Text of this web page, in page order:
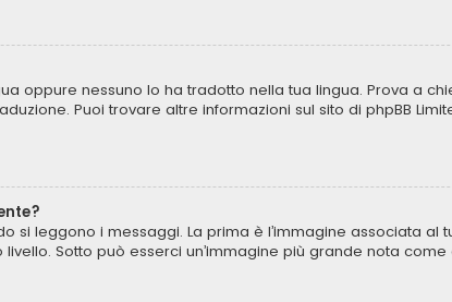
oppure nessuno lo ha tradotto nella tua lingua. Prova a
Puoi trovare altre informazioni sul sito di phpBB
si leggono i messaggi. La prima è l’immagine associata al
Sotto può esserci un’immagine più grande nota